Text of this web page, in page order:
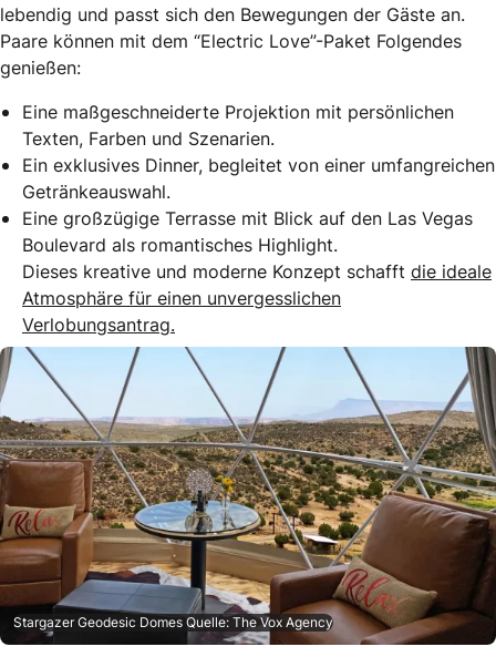
lebendig und passt sich den Bewegungen der Gäste an.
Paare können mit dem “Electric Love”-Paket Folgendes
genießen:
Eine maßgeschneiderte Projektion mit persönlichen
Texten, Farben und Szenarien.
Ein exklusives Dinner, begleitet von einer umfangreichen
Getränkeauswahl.
Eine großzügige Terrasse mit Blick auf den Las Vegas
Boulevard als romantisches Highlight.
Dieses kreative und moderne Konzept schafft die ideale
Atmosphäre für einen unvergesslichen
Verlobungsantrag.
Stargazer Geodesic Domes Quelle: The Vox Agency